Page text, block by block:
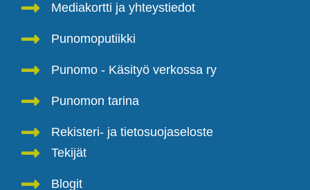
Mediakortti ja yhteystiedot
Punomoputiikki
Punomo - Käsityö verkossa ry
Punomon tarina
Rekisteri- ja tietosuojaseloste
Tekijät
Blogit